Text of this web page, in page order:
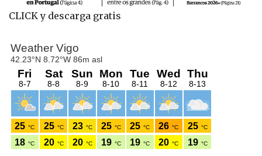
CLICK y descarga gratis